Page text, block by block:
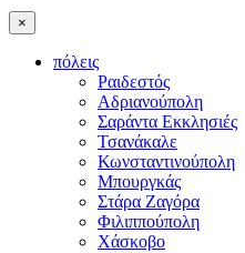
×
πόλεις
Ραιδεστός
Αδριανούπολη
Σαράντα Εκκλησιές
Τσανάκαλε
Κωνσταντινούπολη
Μπουργκάς
Στάρα Ζαγόρα
Φιλιππούπολη
Χάσκοβο